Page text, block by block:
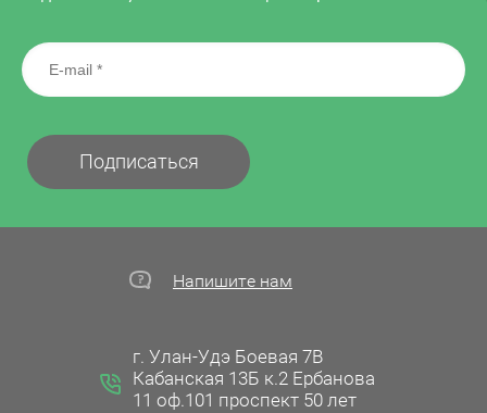
Подписаться
Напишите нам
г. Улан-Удэ Боевая 7В
Кабанская 13Б к.2 Ербанова
11 оф.101 проспект 50 лет